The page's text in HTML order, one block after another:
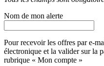
Nom de mon alerte
Pour recevoir les offres par e-
électronique et la valider sur la
rubrique « Mon compte »